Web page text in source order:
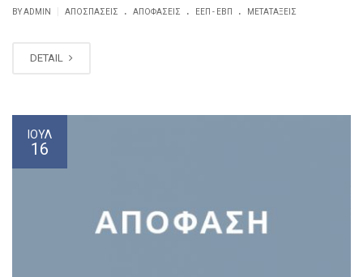
BY ADMIN ΑΠΟΣΠΆΣΕΙΣ . ΑΠΟΦΆΣΕΙΣ . ΕΕΠ - ΕΒΠ . ΜΕΤΑΤΆΞΕΙΣ
DETAIL
ΙΟΎΛ
16